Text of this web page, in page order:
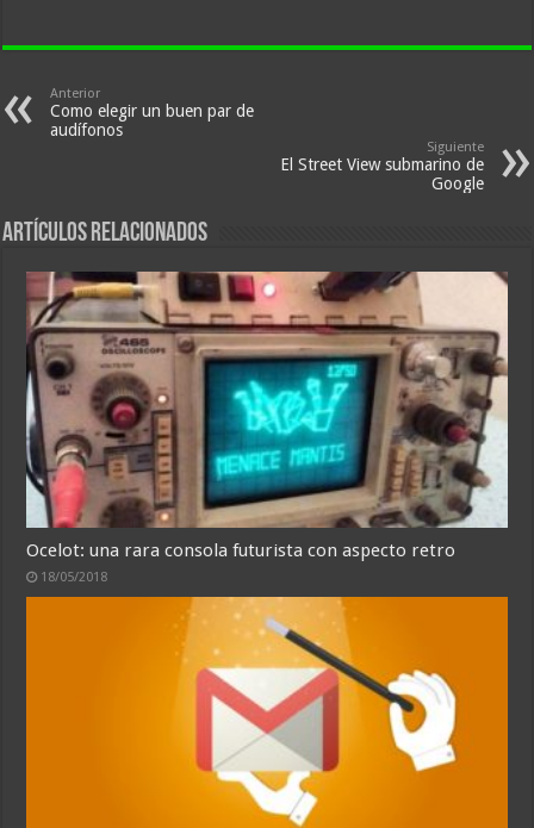
Anterior
Como elegir un buen par de
audífonos
Siguiente
El Street View submarino de
Google
Artículos relacionados
Ocelot: una rara consola futurista con aspecto retro
18/05/2018